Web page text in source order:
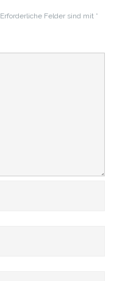
Erforderliche Felder sind mit *